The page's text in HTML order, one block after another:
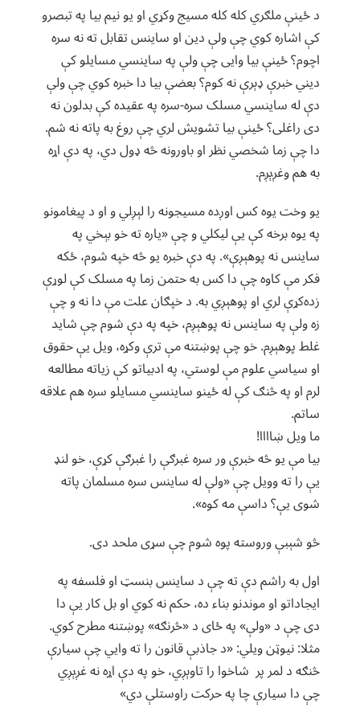
د ځینې ملګري کله کله مسیج وکړي او یو نیم بیا په تبصرو
کې اشاره کوي چې ولې دین او ساینس تقابل ته نه سره
اچوم؟ ځینې بیا وايی چې ولې په ساینسي مسایلو کې
دیني خبرې ډېرې نه کوم؟ بعضې بیا دا خبره کوي چې ولې
دې له ساینسي مسلک سره-سره په عقیده کې بدلون نه
دی راغلی؟ ځینې بیا تشویش لري چې روغ به پاته نه شم.
دا چې زما شخصي نظر او باورونه څه ډول دي، په دې اړه
به هم وغږېږم.
یو وخت یوه کس اوږده مسیجونه را لېږلي و او د پیغامونو
په یوه برخه کې یې لیکلي و چې «یاره ته خو بېخي په
ساینس نه پوهېږې». په دې خبره يو څه خپه شوم، ځکه
فکر مې کاوه چې دا کس به حتمن زما په مسلک کې لوړې
زده‌کړې لري او پوهېږي به. د خپګان علت مې دا نه و چې
زه ولې په ساینس نه پوهېږم، خپه په دې شوم چې شاید
غلط پوهېږم. خو چې پوښتنه مې ترې وکړه، ویل یې حقوق
او سیاسي علوم مې لوستي، په ادبیاتو کې زیاته مطالعه
لرم او په څنګ کې له ځینو ساینسي مسایلو سره هم علاقه
ساتم.
ما ویل ښاااا!
بیا مې یو څه خبرې ور سره غبرګې را غبرګې کړې، خو لنډ
یې را ته وویل چې «ولې له ساینس سره مسلمان پاته
شوی یې؟ داسې مه کوه».
څو شېبې وروسته پوه شوم چې سړی ملحد دی.
اول به راشم دې ته چې د ساینس بنسټ او فلسفه په
ایجاداتو او موندنو بناء ده، حکم نه کوي او بل کار یې دا
دی چې د «ولې» په ځای د «څرنګه» پوښتنه مطرح کوي.
مثلا: نیوټن ویلي: «د جاذبې قانون را ته وایي چې سیارې
څنګه د لمر پر شاخوا را تاوېږي، خو په دې اړه نه غږېږي
چې دا سیارې چا په حرکت راوستلې دي»